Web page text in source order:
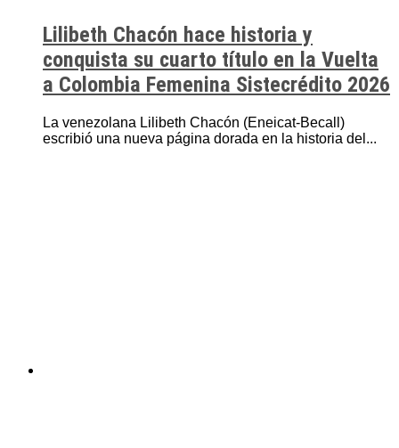
Lilibeth Chacón hace historia y
conquista su cuarto título en la Vuelta
a Colombia Femenina Sistecrédito 2026
La venezolana Lilibeth Chacón (Eneicat-Becall)
escribió una nueva página dorada en la historia del...